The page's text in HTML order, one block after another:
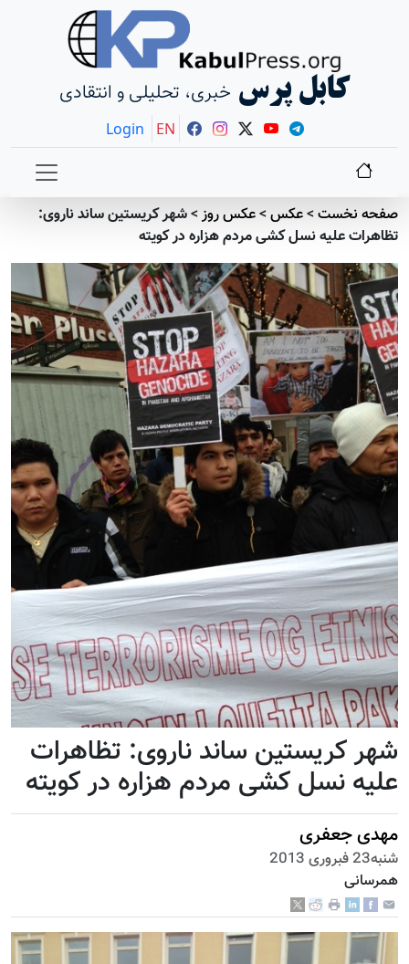
کابل پرس خبری، تحلیلی و انتقادی
Login EN
صفحه نخست>عکس>عکس روز>شهر کریستین ساند ناروی:
تظاهرات علیه نسل کشی مردم هزاره در کویته
شهر کریستین ساند ناروی: تظاهرات
علیه نسل کشی مردم هزاره در کویته
مهدی جعفری
شنبه23 فبروری 2013
همرسانی